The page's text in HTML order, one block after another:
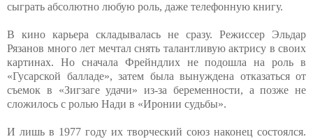
сыграть абсолютно любую роль, даже телефонную книгу.
В кино карьера складывалась не сразу. Режиссер Эльдар
Рязанов много лет мечтал снять талантливую актрису в своих
картинах. Но сначала Фрейндлих не подошла на роль в
«Гусарской балладе», затем была вынуждена отказаться от
съемок в «Зигзаге удачи» из-за беременности, а позже не
сложилось с ролью Нади в «Иронии судьбы».
И лишь в 1977 году их творческий союз наконец состоялся.